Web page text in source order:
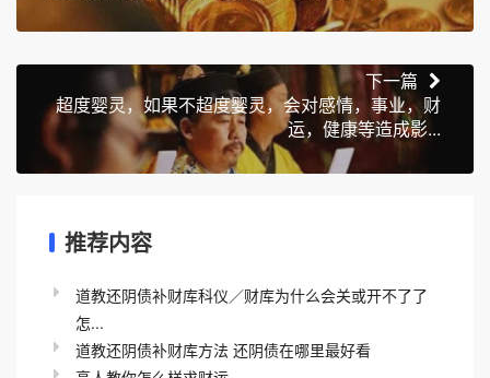
下一篇
超度婴灵，如果不超度婴灵，会对感情，事业，财
运，健康等造成影...
推荐内容
道教还阴债补财库科仪／财库为什么会关或开不了了
怎...
道教还阴债补财库方法 还阴债在哪里最好看